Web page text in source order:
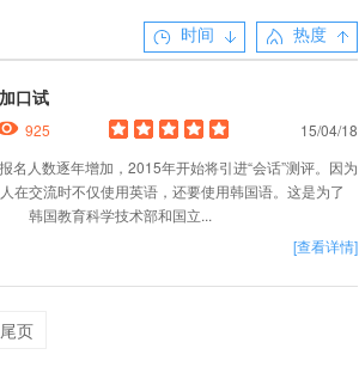
时间 热度
口试
925
15/04/18
名人数逐年增加，2015年开始将引进“会话”测评。因为
在交流时不仅使用英语，还要使用韩国语。这是为了
韩国教育科学技术部和国立...
[查看详情]
尾页